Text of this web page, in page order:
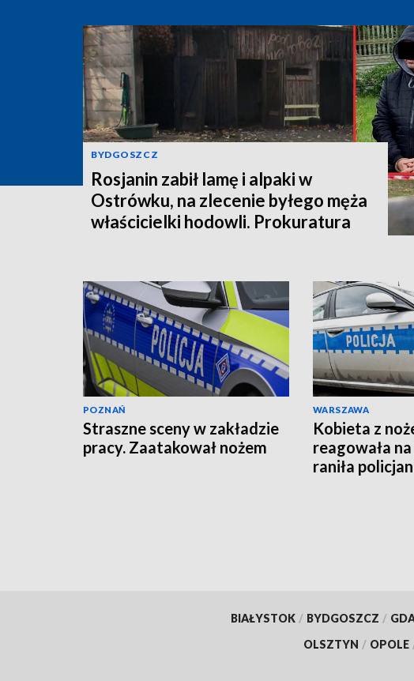
BYDGOSZCZ
Rosjanin zabił lamę i alpaki w
Ostrówku, na zlecenie byłego męża
właścicielki hodowli. Prokuratura
POZNAŃ
Straszne sceny w zakładzie
pracy. Zaatakował nożem
WARSZAWA
Kobieta z
reagowała
raniła
BIAŁYSTOK / BYDGOSZCZ /
OLSZTYN / OPOLE